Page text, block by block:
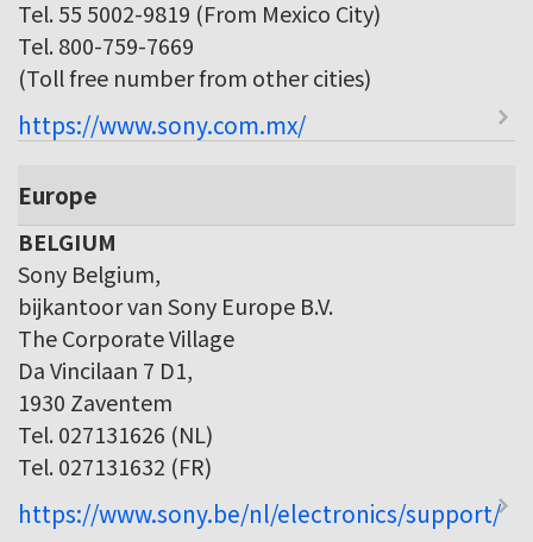
Tel. 55 5002-9819 (From Mexico City)
Tel. 800-759-7669
(Toll free number from other cities)
https://www.sony.com.mx/
Europe
BELGIUM
Sony Belgium,
bijkantoor van Sony Europe B.V.
The Corporate Village
Da Vincilaan 7 D1,
1930 Zaventem
Tel. 027131626 (NL)
Tel. 027131632 (FR)
https://www.sony.be/nl/electronics/support/